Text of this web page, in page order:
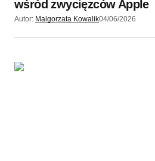
wśród zwycięzców Apple
Autor: Malgorzata Kowalik04/06/2026